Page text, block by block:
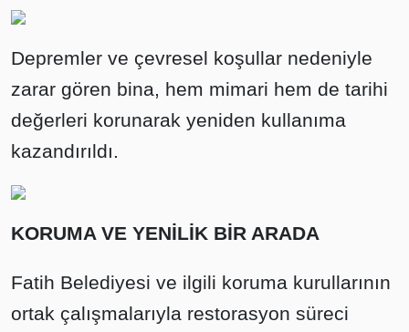
Depremler ve çevresel koşullar nedeniyle
zarar gören bina, hem mimari hem de tarihi
değerleri korunarak yeniden kullanıma
kazandırıldı.
KORUMA VE YENİLİK BİR ARADA
Fatih Belediyesi ve ilgili koruma kurullarının
ortak çalışmalarıyla restorasyon süreci